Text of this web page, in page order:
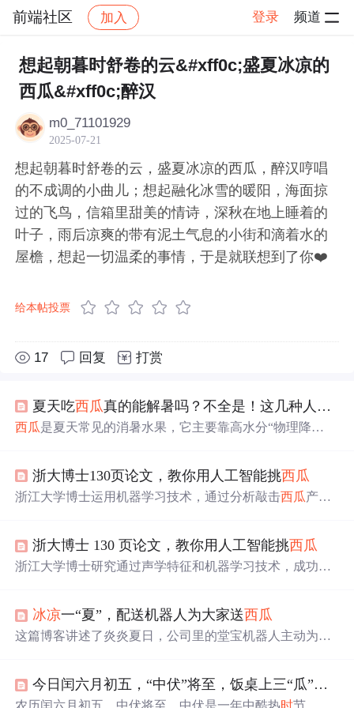
前端社区 加入 登录 频道
社区 前端社区 感慨 帖子详情
想起朝暮时舒卷的云&#xff0c;盛夏冰凉的
西瓜&#xff0c;醉汉
m0_71101929
2025-07-21
想起朝暮时舒卷的云，盛夏冰凉的西瓜，醉汉哼唱
的不成调的小曲儿；想起融化冰雪的暖阳，海面掠
过的飞鸟，信箱里甜美的情诗，深秋在地上睡着的
叶子，雨后凉爽的带有泥土气息的小街和滴着水的
屋檐，想起一切温柔的事情，于是就联想到了你❤️
给本帖投票
17 回复 打赏
夏天吃西瓜真的能解暑吗？不全是！这几种人还是注意一点好
西瓜是夏天常见的消暑水果，它主要靠高水分“物理降
要注意。西瓜的美味还在于陪伴和仪式感，适量适时吃才
是解暑秘方。
浙大博士130页论文，教你用人工智能挑西瓜
浙江大学博士运用机器学习技术，通过分析敲击西瓜产生
提供更科学的挑瓜方法。
浙大博士 130 页论文，教你用人工智能挑西瓜
浙江大学博士研究通过声学特征和机器学习技术，成功地
吃瓜群众轻松挑选到最甜的西瓜。
冰凉一“夏”，配送机器人为大家送西瓜
这篇博客讲述了炎炎夏日，公司里的堂宝机器人主动为员
今日闰六月初五，“中伏”将至，饭桌上三“瓜”吃着好，别忘了